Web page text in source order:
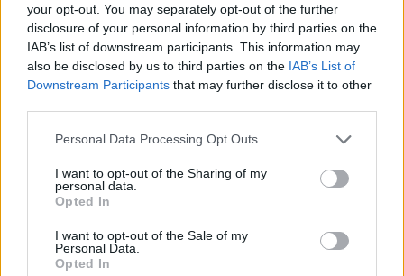
your opt-out. You may separately opt-out of the further
disclosure of your personal information by third parties on the
IAB’s list of downstream participants. This information may
also be disclosed by us to third parties on the IAB’s List of
Downstream Participants that may further disclose it to other
Please note that this website/app uses one or more Google
not limited to your visit or usage behaviour. You may click to
grant or deny consent to Google and its third-party tags to
use your data for below specified purposes in below Google
consent section.
Personal Data Processing Opt Outs
I want to opt-out of the Sharing of my
personal data.
Opted In
I want to opt-out of the Sale of my
Personal Data.
Opted In
Címkék: #prey #hulu #disney+ #préda
#dan
trachtenberg
#cloverfield lane 10
Úgy tűnik, hogy elstartolt a
Godzilla Kong ellen 2 forgatása
Milány Botond |2022 augusztus 2. 10:00